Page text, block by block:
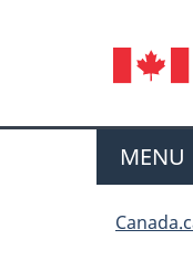
de
la
MENU